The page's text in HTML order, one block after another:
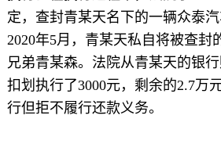
定，查封青某天名下的一辆众泰汽
2020年5月，青某天私自将被查封
兄弟青某森。法院从青某天的银
扣划执行了3000元，剩余的2.7万
行但拒不履行还款义务。